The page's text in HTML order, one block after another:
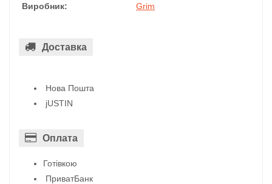
Виробник: Grim
Доставка
Нова Пошта
jUSTIN
Оплата
Готівкою
ПриватБанк